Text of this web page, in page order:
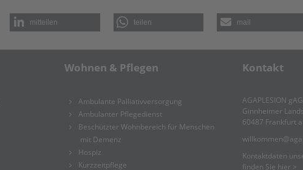
mitteilen teilen mail
Wohnen & Pflegen
Ambulante Palliativversorgung
Ambulanter Pflegedienst
Beschützter Wohnbereich für Menschen
mit Demenz
Hospiz
Kurzzeitpflege
Kontakt
AGAPLESION gAG
Ginnheimer
60487 Frankfurt
willkommen@
Kontaktdaten
finden Sie hier >